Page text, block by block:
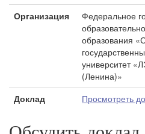
Организация
Федеральное
образования
университет
(Ленина)»
Доклад
Просмотреть